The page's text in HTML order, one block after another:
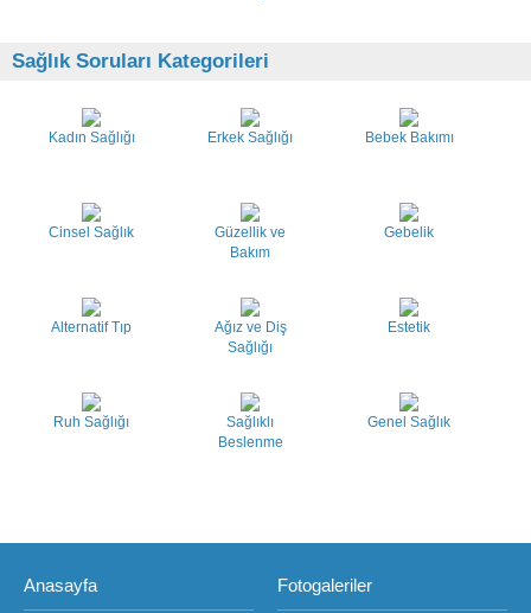
Sağlık Soruları Kategorileri
Kadın Sağlığı Erkek Sağlığı Bebek Bakımı
Cinsel Sağlık
Güzellik ve
Bakım
Gebelik
Alternatif Tıp
Ağız ve Diş
Sağlığı
Estetik
Ruh Sağlığı
Sağlıklı
Beslenme
Genel Sağlık
Anasayfa Fotogaleriler